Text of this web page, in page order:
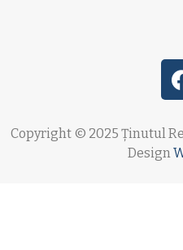
Copyright © 2025 Ținutul
Design